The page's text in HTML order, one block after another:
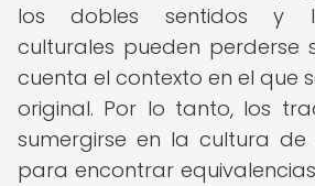
los dobles sentidos y
culturales pueden perderse
cuenta el contexto en el que
original. Por lo tanto, los
sumergirse en la cultura
para encontrar